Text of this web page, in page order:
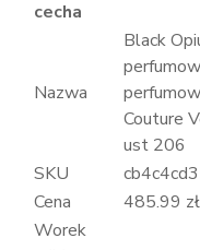
cecha
Nazwa
Black
Couture
ust 206
SKU
Cena
485.99 zł
Worek